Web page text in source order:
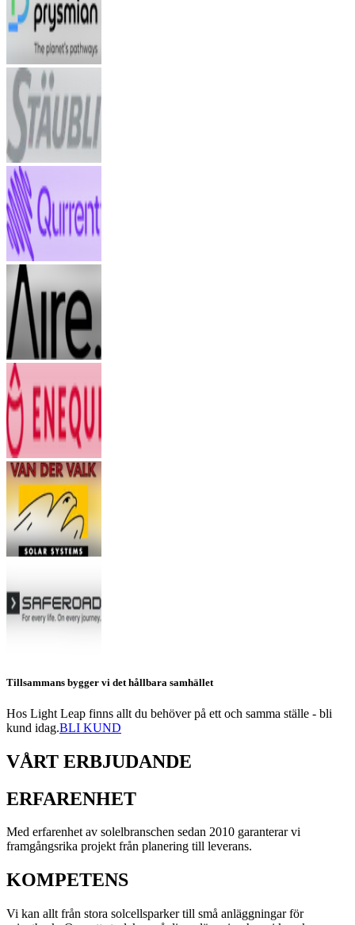
Tillsammans bygger vi det hållbara samhället
Hos Light Leap finns allt du behöver på ett och samma ställe - bli
kund idag.BLI KUND
VÅRT ERBJUDANDE
ERFARENHET
Med erfarenhet av solelbranschen sedan 2010 garanterar vi
framgångsrika projekt från planering till leverans.
KOMPETENS
Vi kan allt från stora solcellsparker till små anläggningar för